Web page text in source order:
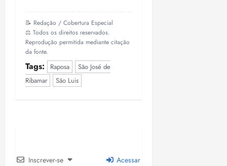
📝 Redação / Cobertura Especial
⚖️ Todos os direitos reservados.
Reprodução permitida mediante citação
da fonte.
Tags: Raposa
São José de
Ribamar
São Luis
Inscrever-se Acessar